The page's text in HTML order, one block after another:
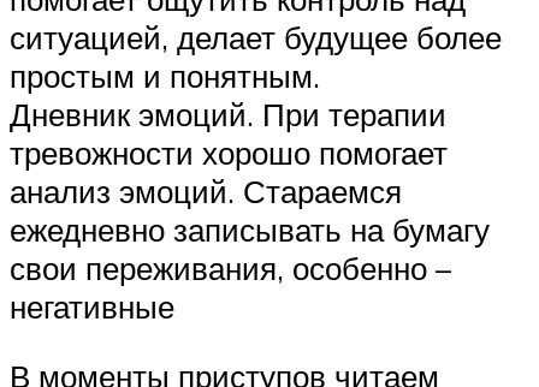
ситуацией, делает будущее более
простым и понятным.
Дневник эмоций. При терапии
тревожности хорошо помогает
анализ эмоций. Стараемся
ежедневно записывать на бумагу
свои переживания, особенно –
негативные
В моменты приступов читаем